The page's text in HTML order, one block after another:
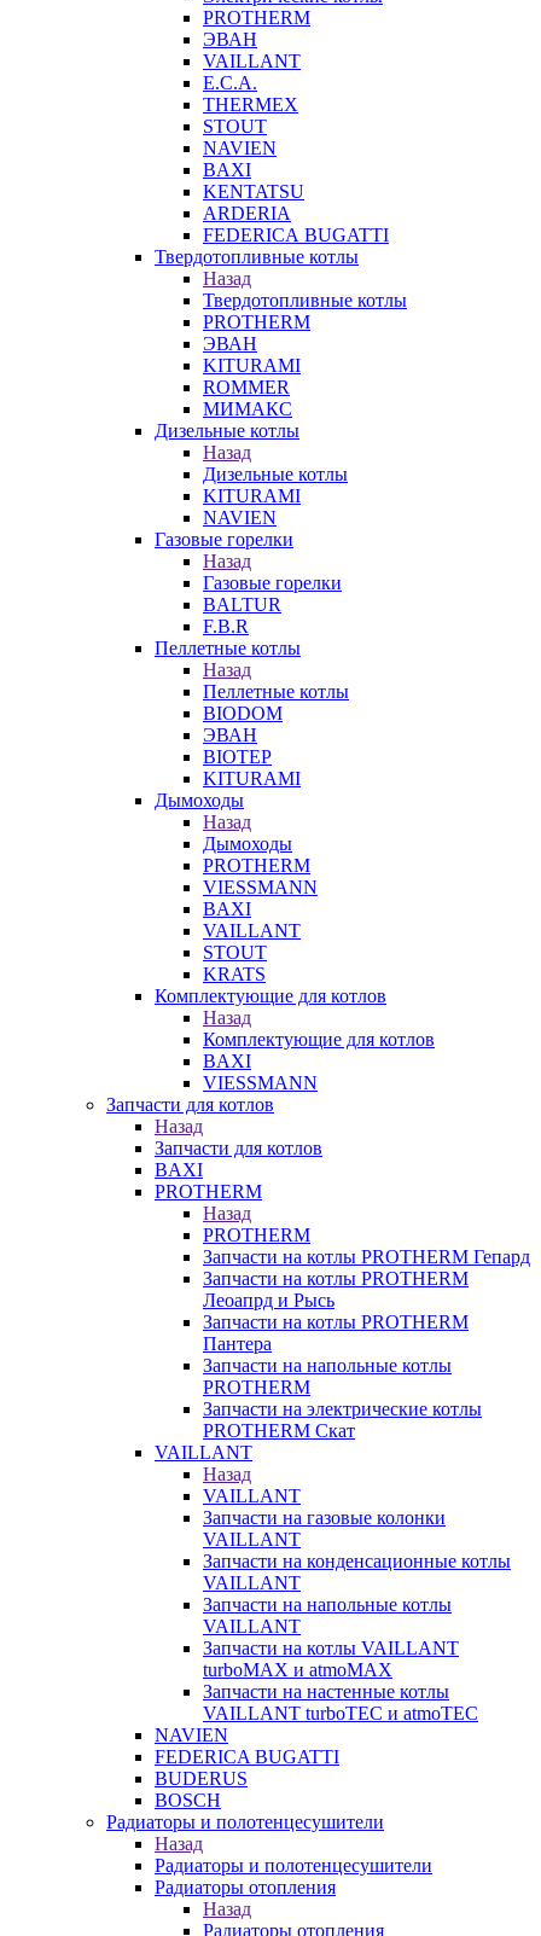
PROTHERM
ЭВАН
VAILLANT
E.C.A.
THERMEX
STOUT
NAVIEN
BAXI
KENTATSU
ARDERIA
FEDERICА BUGATTI
Твердотопливные котлы
Назад
Твердотопливные котлы
PROTHERM
ЭВАН
KITURAMI
ROMMER
МИМАКС
Дизельные котлы
Назад
Дизельные котлы
KITURAMI
NAVIEN
Газовые горелки
Назад
Газовые горелки
BALTUR
F.B.R
Пеллетные котлы
Назад
Пеллетные котлы
BIODOM
ЭВАН
BIOTEP
KITURAMI
Дымоходы
Назад
Дымоходы
PROTHERM
VIESSMANN
BAXI
VAILLANT
STOUT
KRATS
Комплектующие для котлов
Назад
Комплектующие для котлов
BAXI
VIESSMANN
Запчасти для котлов
Назад
Запчасти для котлов
BAXI
PROTHERM
Назад
PROTHERM
Запчасти на котлы PROTHERM Гепард
Запчасти на котлы PROTHERM
Леоапрд и Рысь
Запчасти на котлы PROTHERM
Пантера
Запчасти на напольные котлы
PROTHERM
Запчасти на электрические котлы
PROTHERM Скат
VAILLANT
Назад
VAILLANT
Запчасти на газовые колонки
VAILLANT
Запчасти на конденсационные котлы
VAILLANT
Запчасти на напольные котлы
VAILLANT
Запчасти на котлы VAILLANT
turboMAX и atmoMAX
Запчасти на настенные котлы
VAILLANT turboTEC и atmoTEC
NAVIEN
FEDERICA BUGATTI
BUDERUS
BOSCH
Радиаторы и полотенцесушители
Назад
Радиаторы и полотенцесушители
Радиаторы отопления
Назад
Радиаторы отопления